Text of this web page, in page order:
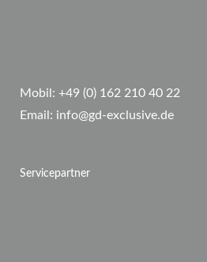
Mobil: +49 (0) 162 210 40 22
Email: info@gd-exclusive.de
Servicepartner